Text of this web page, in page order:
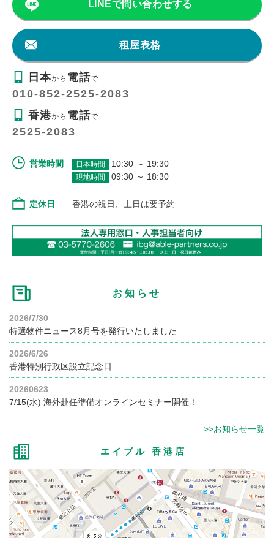
LINEで問い合わせする
租屋表格
日本から 電話で
010-852-2525-2083
香港から 電話で
2525-2083
営業時間 日本時間 10:30 ～ 19:30
現地時間 09:30 ～ 18:30
定休日 香港の祝日、土日は要予約
お知らせ
2026/7/30
特選物件ニュース8月号を発行いたしました
2026/6/26
香港特別行政区設立記念日
20260623
7/15(水) 海外赴任準備オンラインセミナー開催！
>>お知らせ一覧
エイブル 香港店